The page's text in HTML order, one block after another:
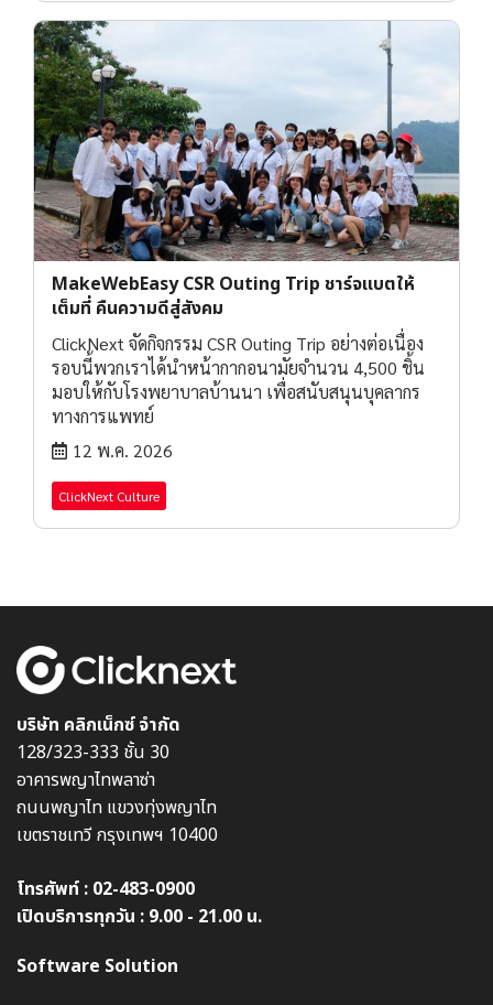
MakeWebEasy CSR Outing Trip ชาร์จแบตให้
เต็มที่ คืนความดีสู่สังคม
ClickNext จัดกิจกรรม CSR Outing Trip อย่างต่อเนื่อง
รอบนี้พวกเราได้นำหน้ากากอนามัยจำนวน 4,500 ชิ้น
มอบให้กับโรงพยาบาลบ้านนา เพื่อสนับสนุนบุคลากร
ทางการแพทย์
12 พ.ค. 2026
ClickNext Culture
บริษัท คลิกเน็กซ์ จำกัด
128/323-333 ชั้น 30
อาคารพญาไทพลาซ่า
ถนนพญาไท แขวงทุ่งพญาไท
เขตราชเทวี กรุงเทพฯ 10400
โทรศัพท์ : 02-483-0900
เปิดบริการทุกวัน : 9.00 - 21.00 น.
Software Solution